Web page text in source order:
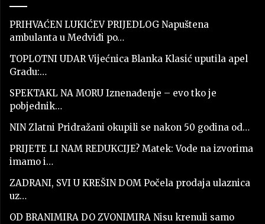
PRIHVAĆEN LUKIĆEV PRIJEDLOG Napuštena
ambulanta u Medviđi po…
TOPLOTNI UDAR Vijećnica Blanka Klasić uputila apel
Gradu:…
SPEKTAKL NA MORU Iznenađenje – evo tko je
pobjednik…
NIN Zlatni Pridražani okupili se nakon 50 godina od…
PRIJETE LI NAM REDUKCIJE? Matek: Vode na izvorima
imamo i…
ZADRANI, SVI U KREŠIN DOM Počela prodaja ulaznica
uz…
OD BRANIMIRA DO ZVONIMIRA Nisu krenuli samo